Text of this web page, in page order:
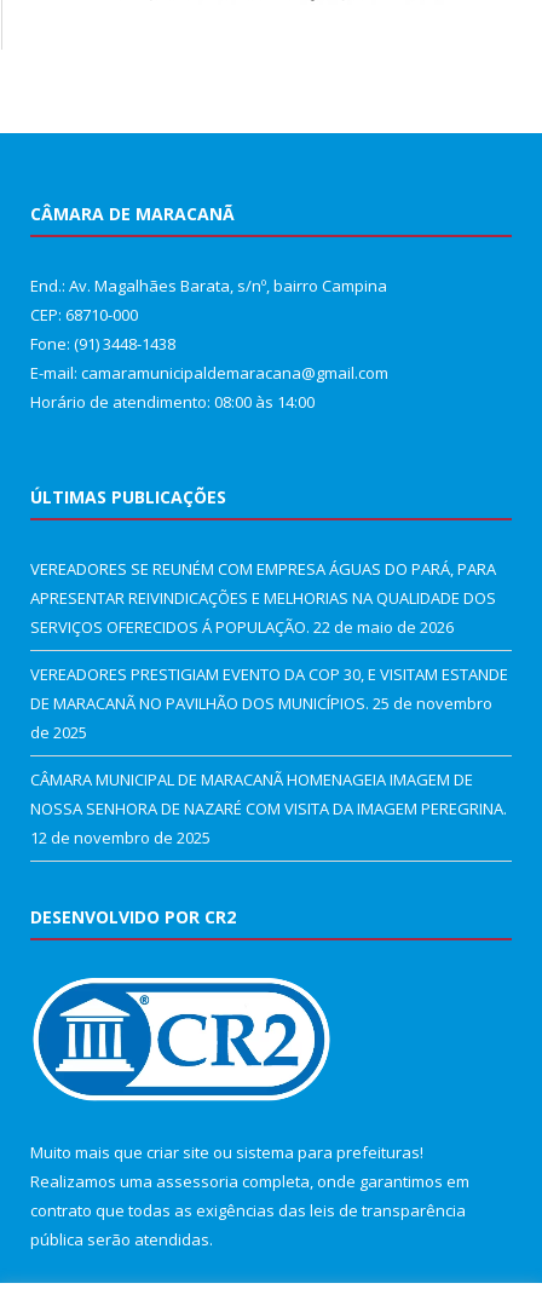
CÂMARA DE MARACANÃ
End.: Av. Magalhães Barata, s/nº, bairro Campina
CEP: 68710-000
Fone: (91) 3448-1438
E-mail: camaramunicipaldemaracana@gmail.com
Horário de atendimento: 08:00 às 14:00
ÚLTIMAS PUBLICAÇÕES
VEREADORES SE REUNÉM COM EMPRESA ÁGUAS DO PARÁ, PARA
APRESENTAR REIVINDICAÇÕES E MELHORIAS NA QUALIDADE DOS
SERVIÇOS OFERECIDOS Á POPULAÇÃO. 22 de maio de 2026
VEREADORES PRESTIGIAM EVENTO DA COP 30, E VISITAM ESTANDE
DE MARACANÃ NO PAVILHÃO DOS MUNICÍPIOS. 25 de novembro
de 2025
CÂMARA MUNICIPAL DE MARACANÃ HOMENAGEIA IMAGEM DE
NOSSA SENHORA DE NAZARÉ COM VISITA DA IMAGEM PEREGRINA.
12 de novembro de 2025
DESENVOLVIDO POR CR2
Muito mais que criar site ou sistema para prefeituras!
Realizamos uma assessoria completa, onde garantimos em
contrato que todas as exigências das leis de transparência
pública serão atendidas.